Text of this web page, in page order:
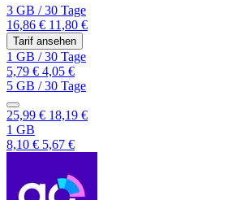
3 GB /30 Tage
16,86 € 11,80 €
Tarif ansehen
1 GB /30 Tage
5,79 € 4,05 €
5 GB /30 Tage
25,99 € 18,19 €
1 GB
8,10 € 5,67 €